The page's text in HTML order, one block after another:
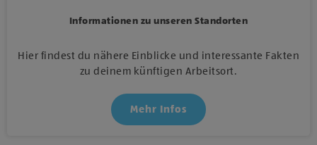
Informationen zu unseren Standorten
Hier findest du nähere Einblicke und interessante Fakten
zu deinem künftigen Arbeitsort.
Mehr Infos